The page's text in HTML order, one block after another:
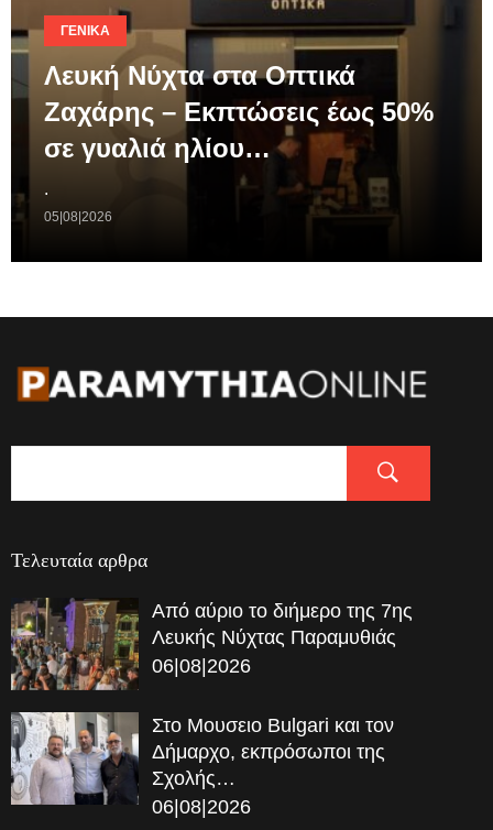
ΓΕΝΙΚΆ
Λευκή Νύχτα στα Οπτικά
Ζαχάρης – Εκπτώσεις έως 50%
σε γυαλιά ηλίου…
.
05|08|2026
Τελευταία αρθρα
Από αύριο το διήμερο της 7ης
Λευκής Νύχτας Παραμυθιάς
06|08|2026
Στο Μουσειο Bulgari και τον
Δήμαρχο, εκπρόσωποι της
Σχολής…
06|08|2026